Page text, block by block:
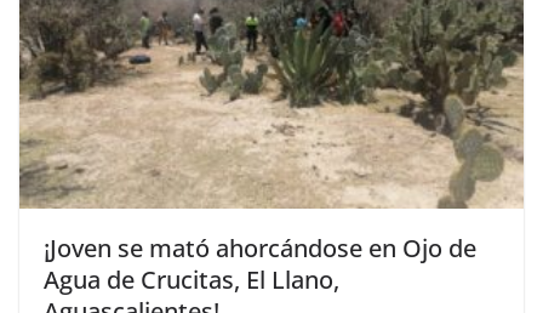
¡Joven se mató ahorcándose en Ojo de
Agua de Crucitas, El Llano,